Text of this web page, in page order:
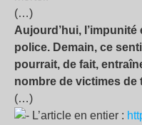
(…)
Aujourd’hui,
police. Demain, ce
pourrait, de fait,
nombre de victimes de
(…)
L’article en entier :